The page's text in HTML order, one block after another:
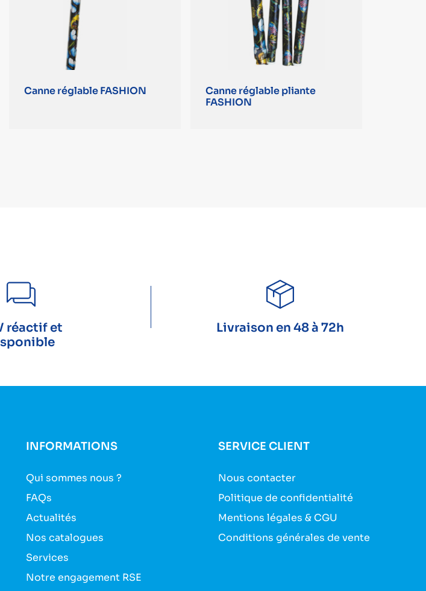
Canne réglable FASHION
Canne réglable pliante
FASHION
réactif et
Livraison en 48 à 72h
INFORMATIONS
Qui sommes nous ?
FAQs
Actualités
Nos catalogues
Services
Notre engagement RSE
SERVICE CLIENT
Nous contacter
Politique de confidentialité
Mentions légales & CGU
Conditions générales de vente